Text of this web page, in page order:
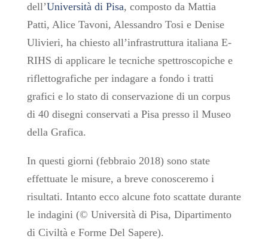
dell’Università di Pisa, composto da Mattia
Patti, Alice Tavoni, Alessandro Tosi e Denise
Ulivieri, ha chiesto all’infrastruttura italiana E-
RIHS di applicare le tecniche spettroscopiche e
riflettografiche per indagare a fondo i tratti
grafici e lo stato di conservazione di un corpus
di 40 disegni conservati a Pisa presso il Museo
della Grafica.
In questi giorni (febbraio 2018) sono state
effettuate le misure, a breve conosceremo i
risultati. Intanto ecco alcune foto scattate durante
le indagini (© Università di Pisa, Dipartimento
di Civiltà e Forme Del Sapere).